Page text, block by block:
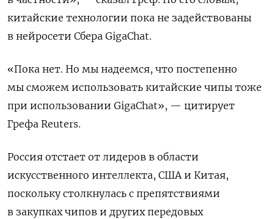
китайские технологии пока не задействованы
в нейросети Сбера ⁠GigaChat.
«Пока нет. Но мы надеемся, что постепенно
мы ‌сможем использовать китайские чипы тоже
при ‌использовании GigaChat», — цитирует
Грефа Reuters.
Россия отстает от лидеров в области
искусственного интеллекта, США и Китая,
поскольку столкнулась с препятствиями
в закупках чипов и других передовых